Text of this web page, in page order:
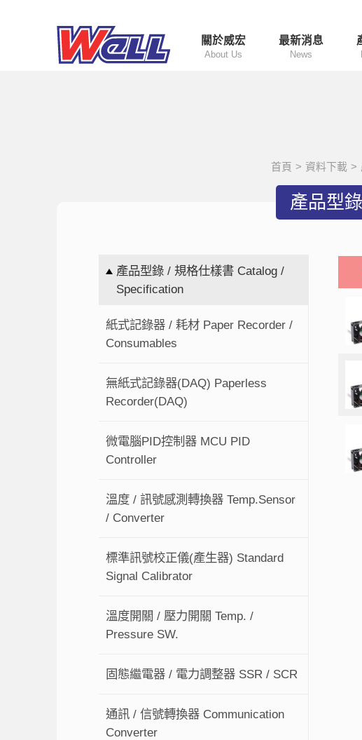
關於威宏
About Us
最新消息
News
首頁 > 資料下載 >
產品型
產品型錄 / 規格仕樣書 Catalog /
Specification
紙式記錄器 / 耗材 Paper Recorder /
Consumables
無紙式記錄器(DAQ) Paperless
Recorder(DAQ)
微電腦PID控制器 MCU PID
Controller
溫度 / 訊號感測轉換器 Temp.Sensor
/ Converter
標準訊號校正儀(產生器) Standard
Signal Calibrator
溫度開關 / 壓力開關 Temp. /
Pressure SW.
固態繼電器 / 電力調整器 SSR / SCR
通訊 / 信號轉換器 Communication
Converter